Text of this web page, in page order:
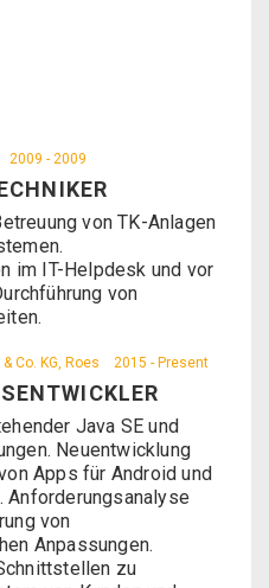
2009 - 2009
von TK-Anlagen
im IT-Helpdesk und vor
von
Co. KG, Roes 2015 - Present
Java SE und
Neuentwicklung
Apps für Android und
von
Anpassungen.
zu